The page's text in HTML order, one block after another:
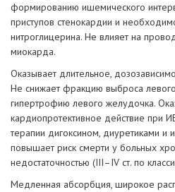
формированию ишемического
приступов стенокардии и
нитроглицерина. Не влияет на
миокарда.
Оказывает длительное,
Не снижает фракцию выброса
гипертрофию левого желудочка.
кардиопротективное действие при
терапии дигоксином, диуретиками и
повышает риск смерти у больных
недостаточностью (III–IV ст. по
Медленная абсорбция, широкое